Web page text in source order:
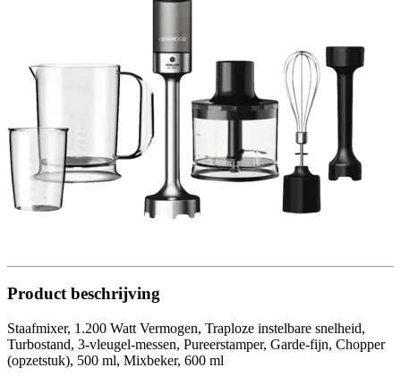
Product beschrijving
Staafmixer, 1.200 Watt Vermogen, Traploze instelbare snelheid,
Turbostand, 3-vleugel-messen, Pureerstamper, Garde-fijn, Chopper
(opzetstuk), 500 ml, Mixbeker, 600 ml